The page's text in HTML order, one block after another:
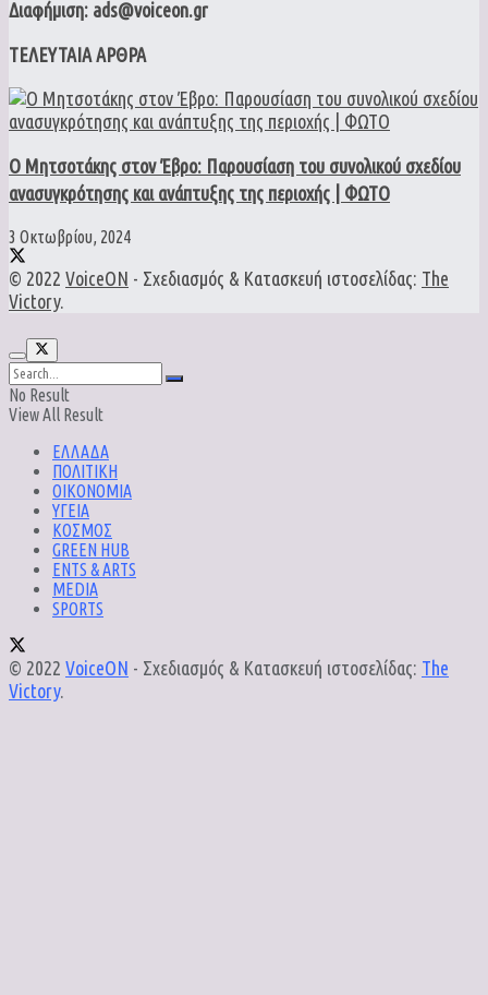
Διαφήμιση: ads@voiceon.gr
ΤΕΛΕΥΤΑΙΑ ΑΡΘΡΑ
Ο Μητσοτάκης στον Έβρο: Παρουσίαση του συνολικού σχεδίου
ανασυγκρότησης και ανάπτυξης της περιοχής | ΦΩΤΟ
3 Οκτωβρίου, 2024
© 2022 VoiceON - Σχεδιασμός & Κατασκευή ιστοσελίδας: The
Victory.
No Result
View All Result
ΕΛΛΑΔΑ
ΠΟΛΙΤΙΚΗ
ΟΙΚΟΝΟΜΙΑ
ΥΓΕΙΑ
ΚΟΣΜΟΣ
GREEN HUB
ENTS & ARTS
MEDIA
SPORTS
© 2022 VoiceON - Σχεδιασμός & Κατασκευή ιστοσελίδας: The
Victory.